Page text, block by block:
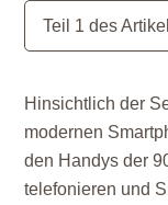
Teil 1 des
Hinsichtlich der
modernen
den Handys der
telefonieren und